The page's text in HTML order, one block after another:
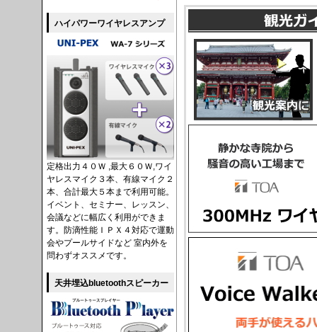
ハイパワーワイヤレスアンプ
定格出力４０Ｗ ,最大６０Ｗ,ワイ
ヤレスマイク３本、有線マイク２
本、合計最大５本まで利用可能。
イベント、セミナー、レッスン、
会議などに幅広く利用ができま
す。防滴性能ＩＰＸ４対応で運動
会やプールサイドなど 室内外を
問わずオススメです。
天井埋込bluetoothスピーカー